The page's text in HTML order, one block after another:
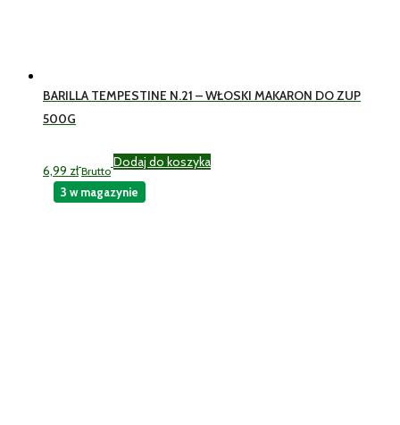
BARILLA TEMPESTINE N.21 – WŁOSKI MAKARON DO ZUP
500G
6,99 zł Brutto
Dodaj do koszyka
3 w magazynie